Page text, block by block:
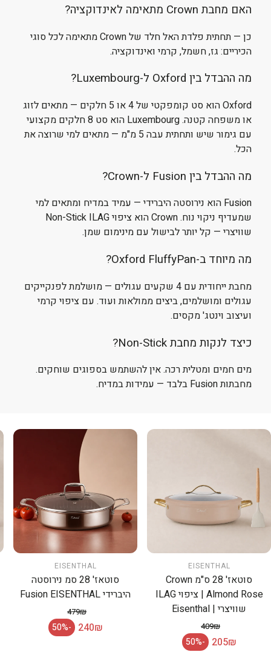
האם מחבת Crown מתאימה לאינדוקציה?
כן — תחתית פלדת האל חלד של Crown מתאימה לכל סוגי
הכיריים: גז, חשמל, קרמי ואינדוקציה.
מה ההבדל בין Oxford ל-Luxembourg?
Oxford הוא סט קומפקטי של 4 או 5 חלקים — מתאים לזוג
או משפחה קטנה. Luxembourg הוא סט 8 חלקים מקצועי
עם גימור שיש ותחתית עבה 5 מ"מ — מתאים למי שרוצה את
הכל.
מה ההבדל בין Fusion ל-Crown?
Fusion הוא נירוסטה היברידי — עמיד במדיח ומתאים למי
שמעדיף ניקוי נוח. Crown הוא ציפוי Non-Stick ILAG
שוויצרי — קל יותר לבישול עם מינימום שמן.
מה מיוחד ב-Oxford FluffyPan?
מחבת ייחודית עם 4 שקעים עגולים — מושלמת לפנקייקים
עגולים ומושלמים, ביצים ממולאות ועוד. עם ציפוי קרמי
ועיצוב וינטג' מקסים.
כיצד לנקות מחבת Non-Stick?
מים חמים ומטלית רכה. אין להשתמש בספוגים שוחקים.
מחבתות Fusion בלבד — עמידות במדיח.
EISENTHAL
סוטאז' 28 ס"מ Crown
Almond Rose | ציפוי ILAG
שוויצרי | Eisenthal
205₪
-50%
מחיר מבצע
מחיר רגיל
409₪
EISENTHAL
סוטאז' 28 סמ נירוסטה
היברידי Fusion EISENTHAL
240₪
-50%
מחיר מבצע
מחיר רגיל
479₪